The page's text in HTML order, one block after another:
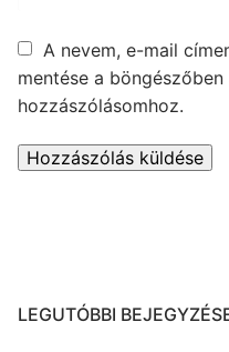
A nevem, e-mail
mentése a
hozzászólásomhoz.
LEGUTÓBBI